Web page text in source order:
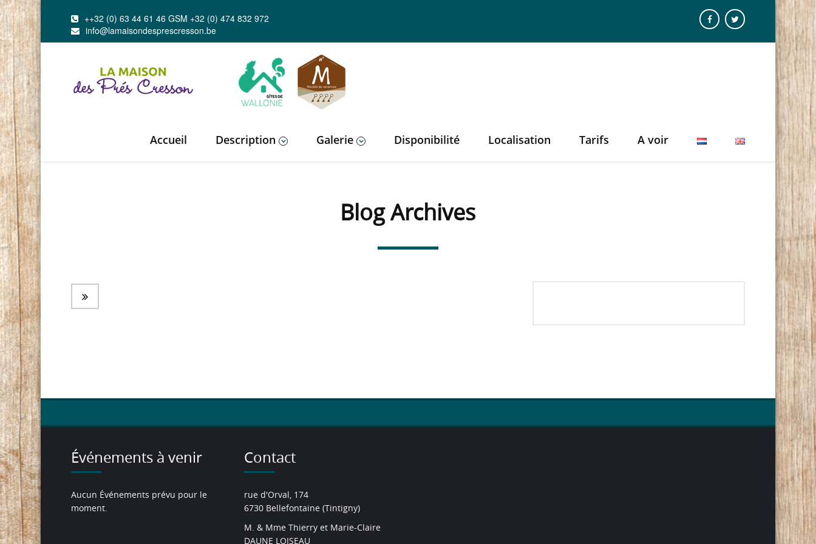
++32 (0) 63 44 61 46 GSM +32 (0) 474 832 972
info@lamaisondesprescresson.be
Accueil Description Galerie Disponibilité Localisation Tarifs A voir
Blog Archives
Événements à venir
Aucun Événements prévu pour le
moment.
Contact
rue d'Orval, 174
6730 Bellefontaine (Tintigny)
M. & Mme Thierry et Marie-Claire
DAUNE LOISEAU